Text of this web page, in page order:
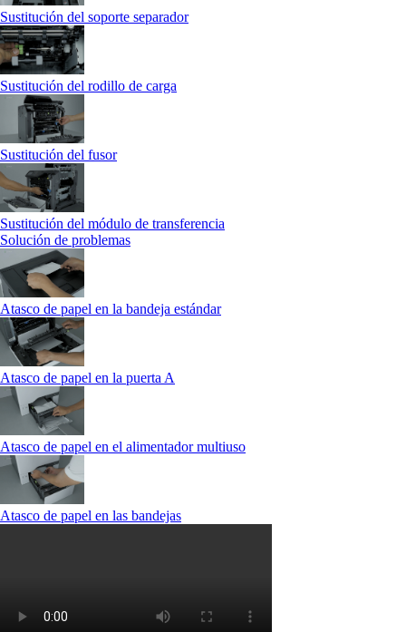
Sustitución del soporte separador
Sustitución del rodillo de carga
Sustitución del fusor
Sustitución del módulo de transferencia
Solución de problemas
Atasco de papel en la bandeja estándar
Atasco de papel en la puerta A
Atasco de papel en el alimentador multiuso
Atasco de papel en las bandejas